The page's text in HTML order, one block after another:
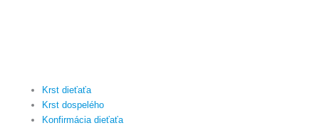
Krst dieťaťa
Krst dospelého
Konfirmácia dieťaťa